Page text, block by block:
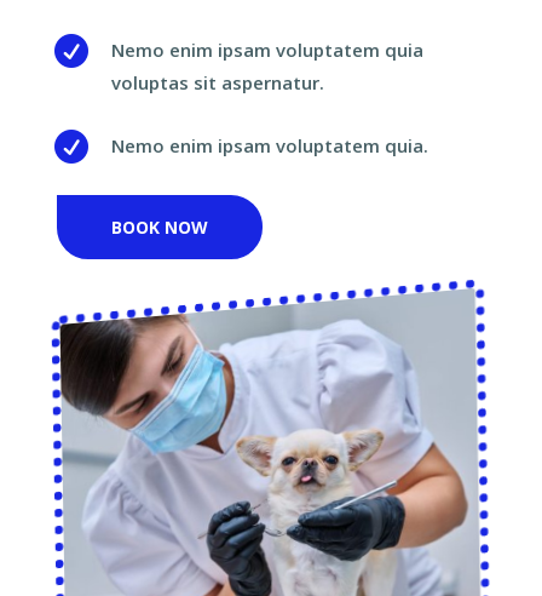

Nemo enim ipsam voluptatem quia
voluptas sit aspernatur.
 Nemo enim ipsam voluptatem quia.
BOOK NOW